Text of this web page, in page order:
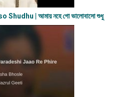
| আমায় নহে গো ভালোবাসো শুধু